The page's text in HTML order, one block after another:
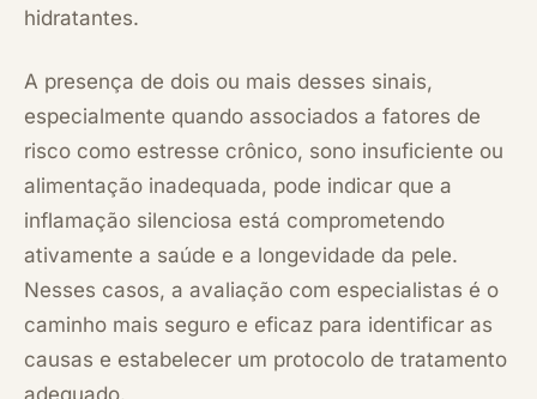
hidratantes.
A presença de dois ou mais desses sinais,
especialmente quando associados a fatores de
risco como estresse crônico, sono insuficiente ou
alimentação inadequada, pode indicar que a
inflamação silenciosa está comprometendo
ativamente a saúde e a longevidade da pele.
Nesses casos, a avaliação com especialistas é o
caminho mais seguro e eficaz para identificar as
causas e estabelecer um protocolo de tratamento